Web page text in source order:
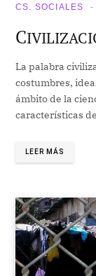
CS. SOCIALES
C
La palabra
costumbres,
ámbito de la
características
LEER MÁS